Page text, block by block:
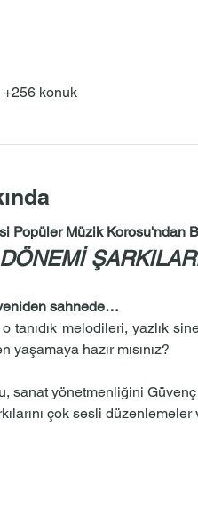
+256 konuk
Popüler Müzik Korosu'ndan
sahnede…
tanıdık melodileri, yazlık
yaşamaya hazır mısınız?
sanat yönetmenliğini
çok sesli